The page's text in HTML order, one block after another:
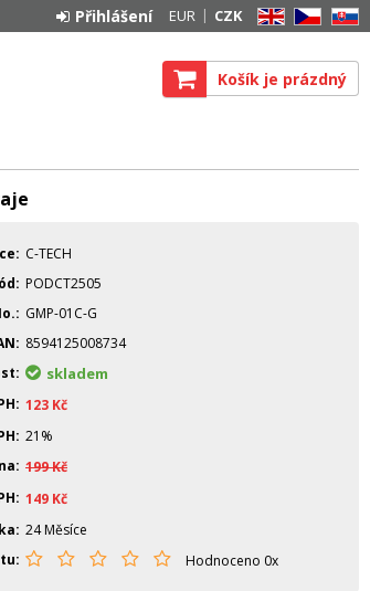
EN CZ SK
EUR CZK
Přihlášení
Košík je prázdný
C-TECH
PODCT2505
GMP-01C-G
8594125008734
skladem
123 Kč
21%
199Kč
149 Kč
24 Měsíce
Hodnoceno 0x